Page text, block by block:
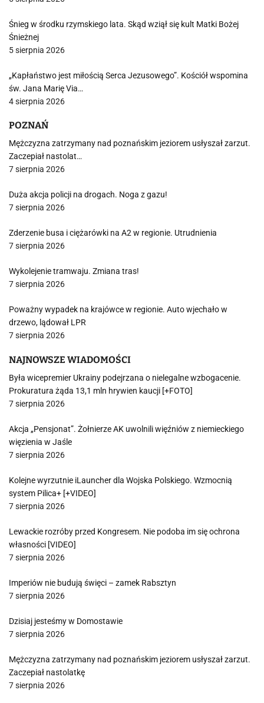
Śnieg w środku rzymskiego lata. Skąd wziął się kult Matki Bożej
Śnieżnej
5 sierpnia 2026
„Kapłaństwo jest miłością Serca Jezusowego”. Kościół wspomina
św. Jana Marię Via…
4 sierpnia 2026
POZNAŃ
Mężczyzna zatrzymany nad poznańskim jeziorem usłyszał zarzut.
Zaczepiał nastolat…
7 sierpnia 2026
Duża akcja policji na drogach. Noga z gazu!
7 sierpnia 2026
Zderzenie busa i ciężarówki na A2 w regionie. Utrudnienia
7 sierpnia 2026
Wykolejenie tramwaju. Zmiana tras!
7 sierpnia 2026
Poważny wypadek na krajówce w regionie. Auto wjechało w
drzewo, lądował LPR
7 sierpnia 2026
NAJNOWSZE WIADOMOŚCI
Była wicepremier Ukrainy podejrzana o nielegalne wzbogacenie.
Prokuratura żąda 13,1 mln hrywien kaucji [+FOTO]
7 sierpnia 2026
Akcja „Pensjonat”. Żołnierze AK uwolnili więźniów z niemieckiego
więzienia w Jaśle
7 sierpnia 2026
Kolejne wyrzutnie iLauncher dla Wojska Polskiego. Wzmocnią
system Pilica+ [+VIDEO]
7 sierpnia 2026
Lewackie rozróby przed Kongresem. Nie podoba im się ochrona
własności [VIDEO]
7 sierpnia 2026
Imperiów nie budują święci – zamek Rabsztyn
7 sierpnia 2026
Dzisiaj jesteśmy w Domostawie
7 sierpnia 2026
Mężczyzna zatrzymany nad poznańskim jeziorem usłyszał zarzut.
Zaczepiał nastolatkę
7 sierpnia 2026